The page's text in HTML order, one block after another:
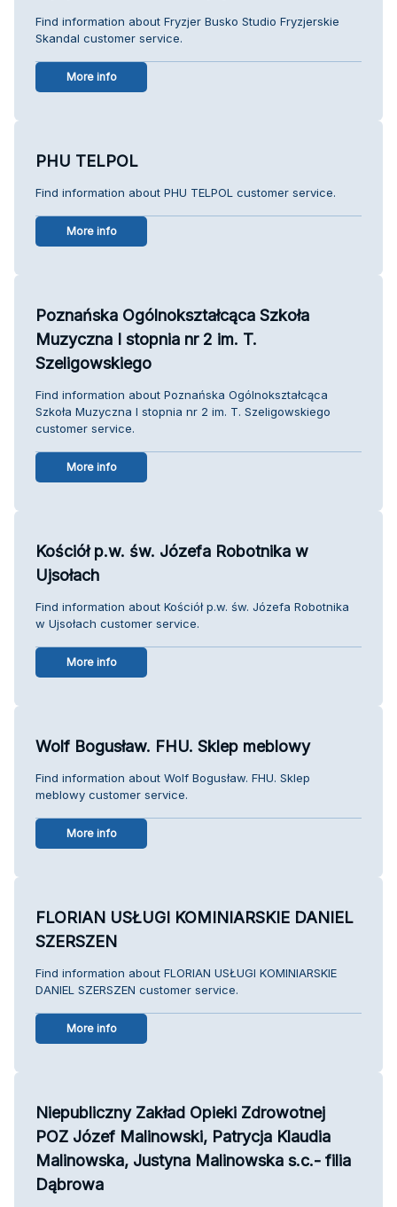
Find information about Fryzjer Busko Studio Fryzjerskie
Skandal customer service.
More info
PHU TELPOL
Find information about PHU TELPOL customer service.
More info
Poznańska Ogólnokształcąca Szkoła
Muzyczna I stopnia nr 2 im. T.
Szeligowskiego
Find information about Poznańska Ogólnokształcąca
Szkoła Muzyczna I stopnia nr 2 im. T. Szeligowskiego
customer service.
More info
Kościół p.w. św. Józefa Robotnika w
Ujsołach
Find information about Kościół p.w. św. Józefa Robotnika
w Ujsołach customer service.
More info
Wolf Bogusław. FHU. Sklep meblowy
Find information about Wolf Bogusław. FHU. Sklep
meblowy customer service.
More info
FLORIAN USŁUGI KOMINIARSKIE DANIEL
SZERSZEN
Find information about FLORIAN USŁUGI KOMINIARSKIE
DANIEL SZERSZEN customer service.
More info
Niepubliczny Zakład Opieki Zdrowotnej
POZ Józef Malinowski, Patrycja Klaudia
Malinowska, Justyna Malinowska s.c.- filia
Dąbrowa